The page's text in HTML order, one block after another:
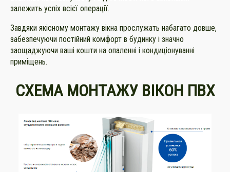
залежить успіх всієї операції.
Завдяки якісному монтажу вікна прослужать набагато довше,
забезпечуючи постійний комфорт в будинку і значно
заощаджуючи ваші кошти на опаленні і кондиціонуванні
приміщень.
СХЕМА МОНТАЖУ ВІКОН ПВХ